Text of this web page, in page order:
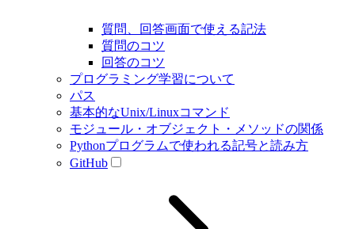
質問、回答画面で使える記法
質問のコツ
回答のコツ
プログラミング学習について
パス
基本的なUnix/Linuxコマンド
モジュール・オブジェクト・メソッドの関係
Pythonプログラムで使われる記号と読み方
GitHub